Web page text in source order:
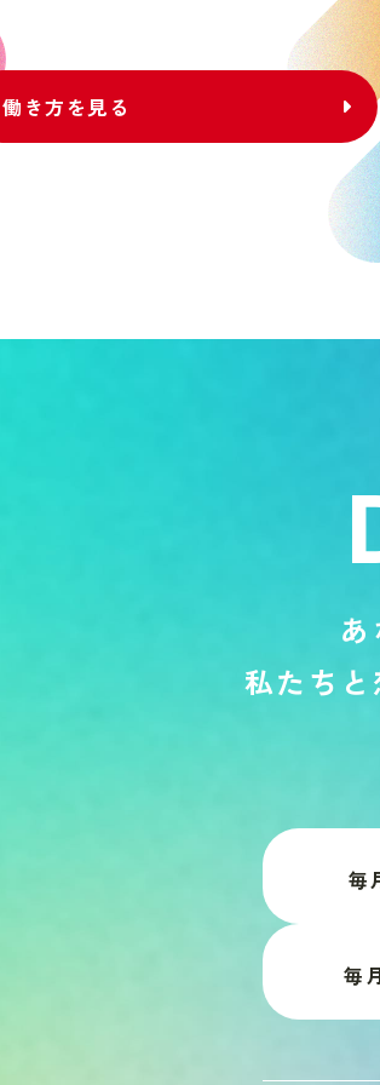
働き方を見る
あ
私た ち と
毎
毎月